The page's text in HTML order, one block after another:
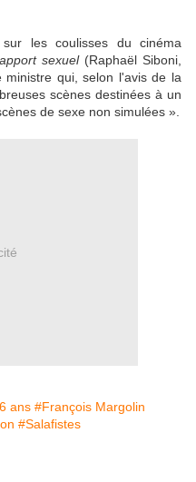
les coulisses du cinéma
sexuel (Raphaël Siboni,
qui, selon l'avis de la
scènes destinées à un
de sexe non simulées ».
ans #François Margolin
#Salafistes